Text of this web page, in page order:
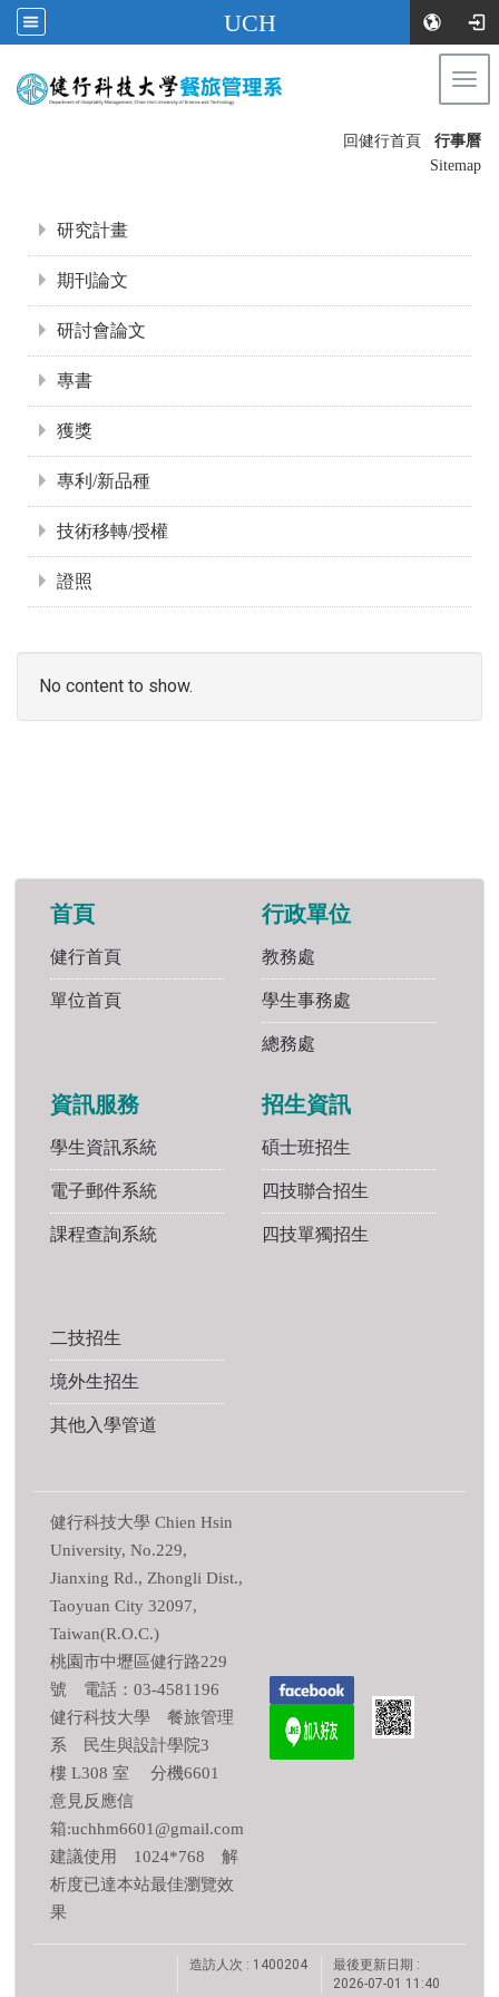
UCH
回健行首頁
行事曆
Sitemap
研究計畫
期刊論文
研討會論文
專書
獲獎
專利/新品種
技術移轉/授權
證照
No content to show.
首頁
健行首頁
單位首頁
行政單位
教務處
學生事務處
總務處
資訊服務
學生資訊系統
電子郵件系統
課程查詢系統
招生資訊
碩士班招生
四技聯合招生
四技單獨招生
二技招生
境外生招生
其他入學管道
健行科技大學 Chien Hsin
University, No.229,
Jianxing Rd., Zhongli Dist.,
Taoyuan City 32097,
Taiwan(R.O.C.)
桃園市中壢區健行路229
號 電話：03-4581196
健行科技大學 餐旅管理
系 民生與設計學院3
樓 L308 室 分機6601
意見反應信
箱:uchhm6601@gmail.com
建議使用 1024*768 解
析度已達本站最佳瀏覽效
果
造訪人次 : 1400204
最後更新日期 :
2026-07-01 11:40